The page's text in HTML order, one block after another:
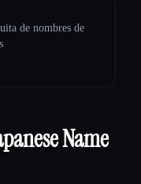
de nombres de
Name